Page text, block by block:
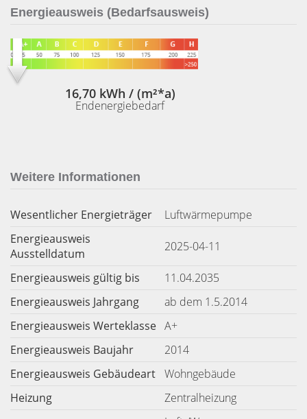
Energieausweis (Bedarfsausweis)
16,70 kWh / (m²*a)
Endenergiebedarf
Weitere Informationen
Wesentlicher Energieträger
Luftwärmepumpe
Energieausweis
Ausstelldatum
2025-04-11
Energieausweis gültig bis
11.04.2035
Energieausweis Jahrgang
ab dem 1.5.2014
Energieausweis Werteklasse A+
Energieausweis Baujahr
2014
Energieausweis Gebäudeart Wohngebäude
Heizung
Zentralheizung